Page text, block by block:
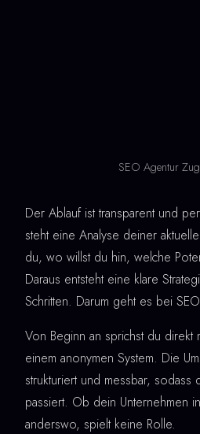
SEO Agentur
Der Ablauf ist transparent und
steht eine Analyse deiner
du, wo willst du hin, welche
Daraus entsteht eine klare
Schritten. Darum geht es bei
Von Beginn an sprichst du direkt
einem anonymen System. Die
strukturiert und messbar, sodass
passiert. Ob dein Unternehmen
anderswo, spielt keine Rolle.